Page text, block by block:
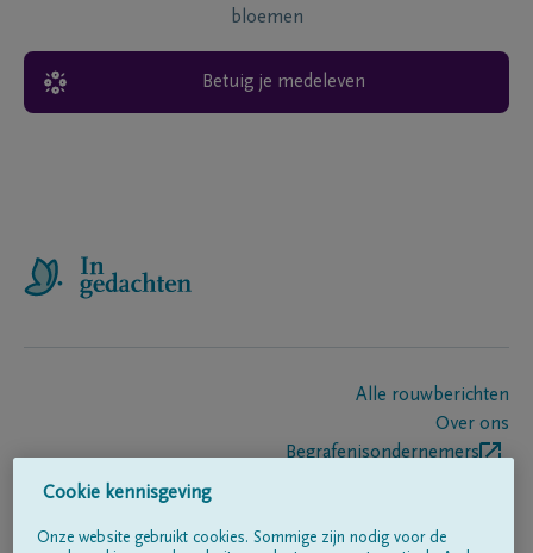
bloemen
Betuig je medeleven
Alle rouwberichten
Over ons
Begrafenisondernemers
Cookie kennisgeving
Onze website gebruikt cookies. Sommige zijn nodig voor de